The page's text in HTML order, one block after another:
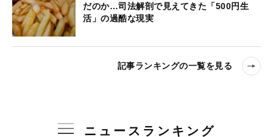
だのか…司法解剖で見えてきた「500円生
活」の過酷な現実
記事ランキングの一覧を見る
ニュースランキング